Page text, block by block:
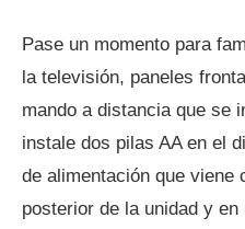
Pase un momento para
la televisión, paneles
mando a distancia que se
instale dos pilas AA en el
de alimentación que viene
posterior de la unidad y